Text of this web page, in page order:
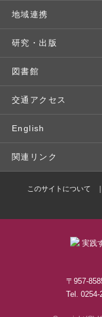
交通アクセス
基本情報・情報公開
広報・公聴
個別相談（来学・オン
特待生（入学者向け）
パンフレット・資料請
入学予定者の皆さま
留学プログラム
語学プログラム
教職課程
教員紹介
学修支援の体制
年間スケジュール
クラブ・サークル
大学周辺マップ
学生寮
学生支援制度
奨学金・特待生（在学
就職・進路サポート
資格取得
公務員試験対策
就職実績
社会で活躍する卒業生
地域連携
地域との連携
生涯学習
科目等履修生
社会人・シニア入学
施設・設備の貸し出し
研究・出版
研究者・研究分野
人文社会科学研究所
情報メディア研究所
研究論文
出版物
図書館
交通アクセス
English
関連リンク
バドミントン部ブログ
敬和学園高等学校
このサイトについて
〒957-
Tel.